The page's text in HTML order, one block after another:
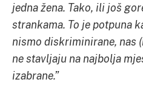
jedna žena. Tako, ili još
strankama. To je potpuna
nismo diskriminirane, nas
ne stavljaju na najbolja
izabrane.”